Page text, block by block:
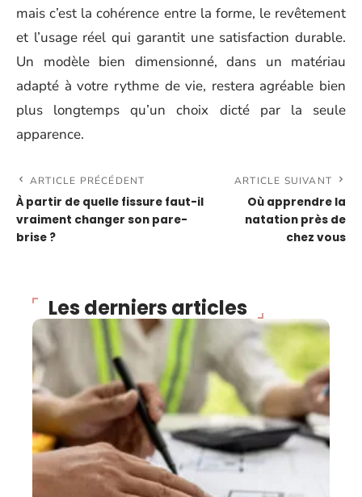
mais c’est la cohérence entre la forme, le revêtement
et l’usage réel qui garantit une satisfaction durable.
Un modèle bien dimensionné, dans un matériau
adapté à votre rythme de vie, restera agréable bien
plus longtemps qu’un choix dicté par la seule
apparence.
ARTICLE PRÉCÉDENT
À partir de quelle fissure faut-il
vraiment changer son pare-
brise ?
ARTICLE SUIVANT
Où apprendre la
natation près de
chez vous
Les derniers articles